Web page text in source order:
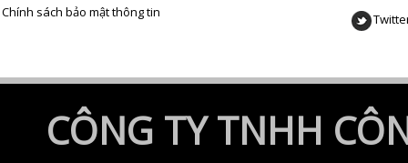
Chính sách bảo mật thông tin
CÔNG TY TNHH